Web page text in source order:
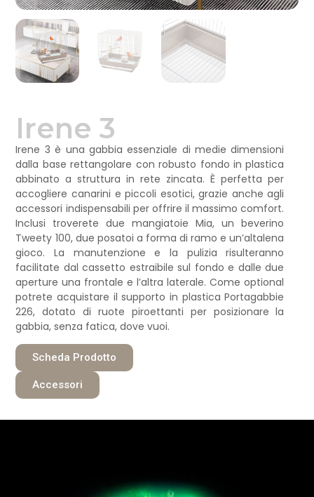
Irene 3
Irene 3 è una gabbia essenziale di medie dimensioni
dalla base rettangolare con robusto fondo in plastica
abbinato a struttura in rete zincata. È perfetta per
accogliere canarini e piccoli esotici, grazie anche agli
accessori indispensabili per offrire il massimo comfort.
Inclusi troverete due mangiatoie Mia, un beverino
Tweety 100, due posatoi a forma di ramo e un’altalena
gioco. La manutenzione e la pulizia risulteranno
facilitate dal cassetto estraibile sul fondo e dalle due
aperture una frontale e l’altra laterale. Come optional
potrete acquistare il supporto in plastica Portagabbie
226, dotato di ruote piroettanti per posizionare la
gabbia, senza fatica, dove vuoi.
Scheda Prodotto
Accessori